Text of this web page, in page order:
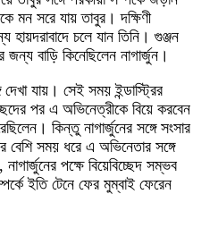
মন সরে যায় তাবুর। দক্ষিণী
হায়দরাবাদে চলে যান তিনি। গুঞ্জন
জন্য বাড়ি কিনেছিলেন নাগার্জুন।
যায়। সেই সময় ইন্ডাস্ট্রির
পর এ অভিনেত্রীকে বিয়ে করবেন
কিন্তু নাগার্জুনের সঙ্গে সংসার
সময় ধরে এ অভিনেতার সঙ্গে
পক্ষে বিয়েবিচ্ছেদ সম্ভব
ইতি টেনে ফের মুম্বাই ফেরেন